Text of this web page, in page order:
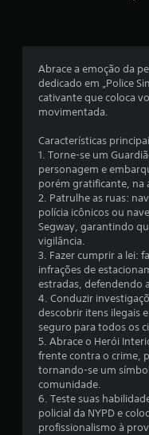
Abrace a emoção da
dedicado em „Police
cativante que coloca
movimentada.
Características
1. Torne-se um
personagem e
porém gratificante, na
2. Patrulhe as ruas:
polícia icônicos ou
Segway, garantindo
vigilância.
3. Fazer cumprir a lei:
infrações de
estradas, defendendo
4. Conduzir
descobrir itens ilegais
seguro para todos os
5. Abrace o Herói
frente contra o crime,
tornando-se um
comunidade.
6. Teste suas
policial da NYPD e
profissionalismo à